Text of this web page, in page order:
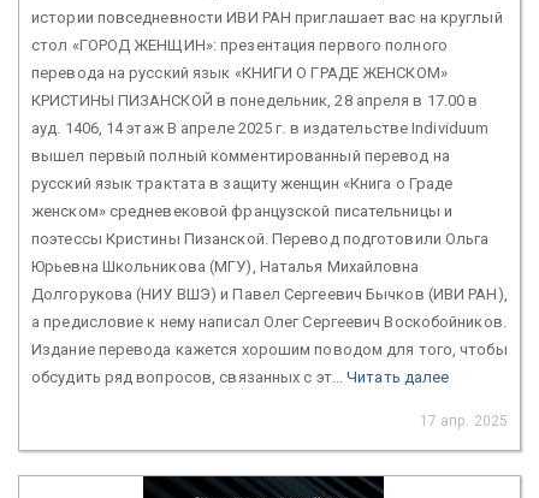
истории повседневности ИВИ РАН приглашает вас на круглый
стол «ГОРОД ЖЕНЩИН»: презентация первого полного
перевода на русский язык «КНИГИ О ГРАДЕ ЖЕНСКОМ»
КРИСТИНЫ ПИЗАНСКОЙ в понедельник, 28 апреля в 17.00 в
ауд. 1406, 14 этаж В апреле 2025 г. в издательстве Individuum
вышел первый полный комментированный перевод на
русский язык трактата в защиту женщин «Книга о Граде
женском» средневековой французской писательницы и
поэтессы Кристины Пизанской. Перевод подготовили Ольга
Юрьевна Школьникова (МГУ), Наталья Михайловна
Долгорукова (НИУ ВШЭ) и Павел Сергеевич Бычков (ИВИ РАН),
а предисловие к нему написал Олег Сергеевич Воскобойников.
Издание перевода кажется хорошим поводом для того, чтобы
обсудить ряд вопросов, связанных с эт...Читать далее
17 апр. 2025